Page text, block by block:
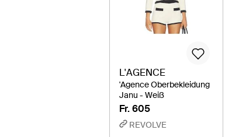
L'AGENCE
'Agence Oberbekleidung
Janu - Weiß
Fr. 605
REVOLVE